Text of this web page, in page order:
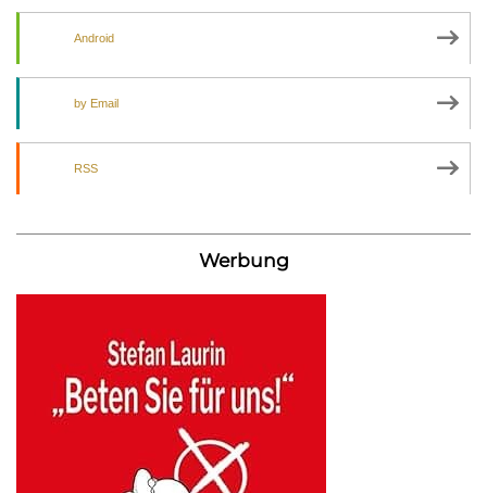
Android
by Email
RSS
Werbung